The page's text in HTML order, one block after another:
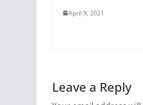
April 9, 2021
Leave a Reply